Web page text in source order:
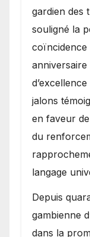
gardien des
souligné la
anniversaire
jalons
en faveur
du
langage
​Depuis
gambienne
dans la